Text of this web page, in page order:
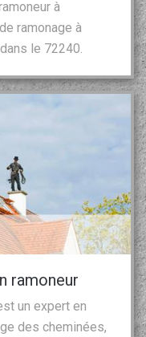
à
ramonage à
le 72240.
ramoneur
un expert en
des cheminées,